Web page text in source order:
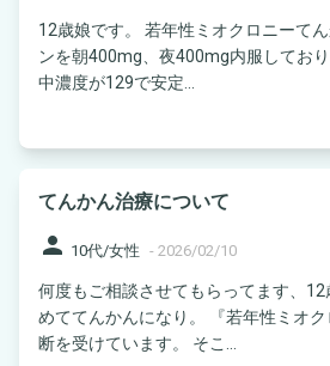
12歳娘です。 若年性ミオクロニーて
ンを朝400mg、夜400mg内服してお
中濃度が129で安定...
てんかん治療について
person 10代/女性 - 2026/02/10
何度もご相談させてもらってます、
めててんかんになり。 『若年性ミオ
断を受けています。 そこ...